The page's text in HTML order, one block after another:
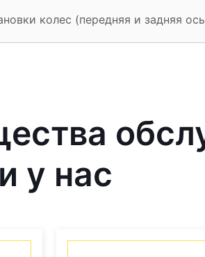
колес (передняя и задняя
у нас